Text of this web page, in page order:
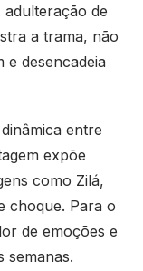
de
a trama, não
e desencadeia
entre
expõe
como Zilá,
choque. Para o
de emoções e
semanas.